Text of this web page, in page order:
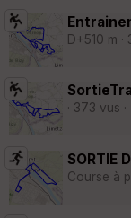
D+510 m
· 373 vus
SORTIE
Course à